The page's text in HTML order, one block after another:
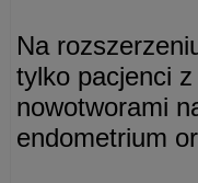
Na
tylko pacjenci
nowotworami
endometrium